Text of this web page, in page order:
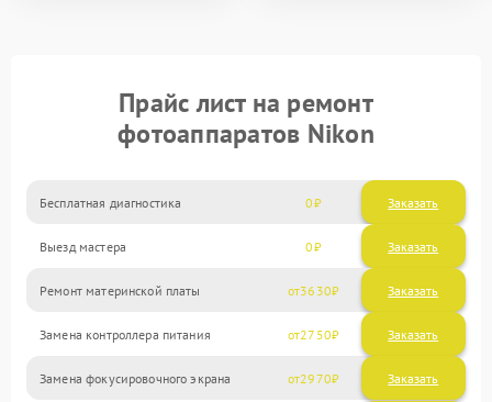
Прайс лист на ремонт
фотоаппаратов Nikon
Бесплатная диагностика 0 Заказать
Выезд мастера 0 Заказать
Ремонт материнской платы 3630
Замена контроллера питания 2750
Замена фокусировочного экрана 2970